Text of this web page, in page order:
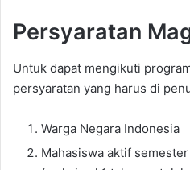
Persyaratan
Untuk dapat mengikuti
persyaratan yang harus di
Warga Negara Indonesia
Mahasiswa aktif